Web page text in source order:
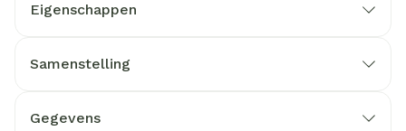
Eigenschappen
Samenstelling
Gegevens